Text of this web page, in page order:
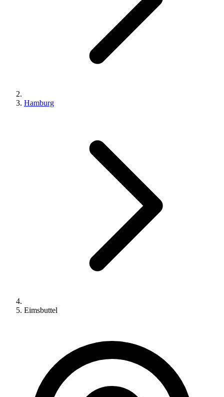
Hamburg
Eimsbuttel